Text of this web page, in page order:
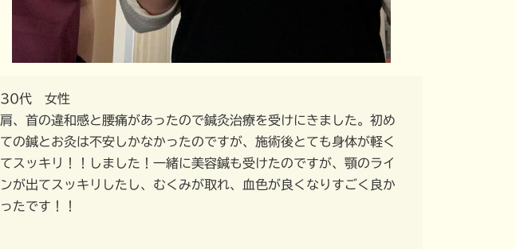
30代 女性
肩、首の違和感と腰痛があったので鍼灸治療を受けにきました。初め
ての鍼とお灸は不安しかなかったのですが、施術後とても身体が軽く
てスッキリ！！しました！一緒に美容鍼も受けたのですが、顎のライ
ンが出てスッキリしたし、むくみが取れ、血色が良くなりすごく良か
ったです！！